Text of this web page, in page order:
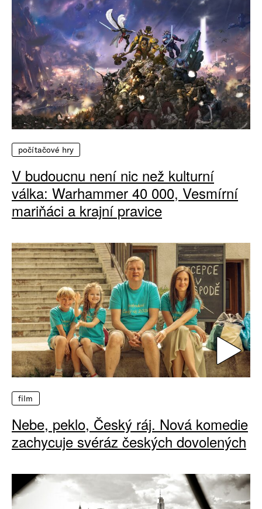
počítačové hry
V budoucnu není nic než kulturní
válka: Warhammer 40 000, Vesmírní
mariňáci a krajní pravice
film
Nebe, peklo, Český ráj. Nová komedie
zachycuje svéráz českých dovolených